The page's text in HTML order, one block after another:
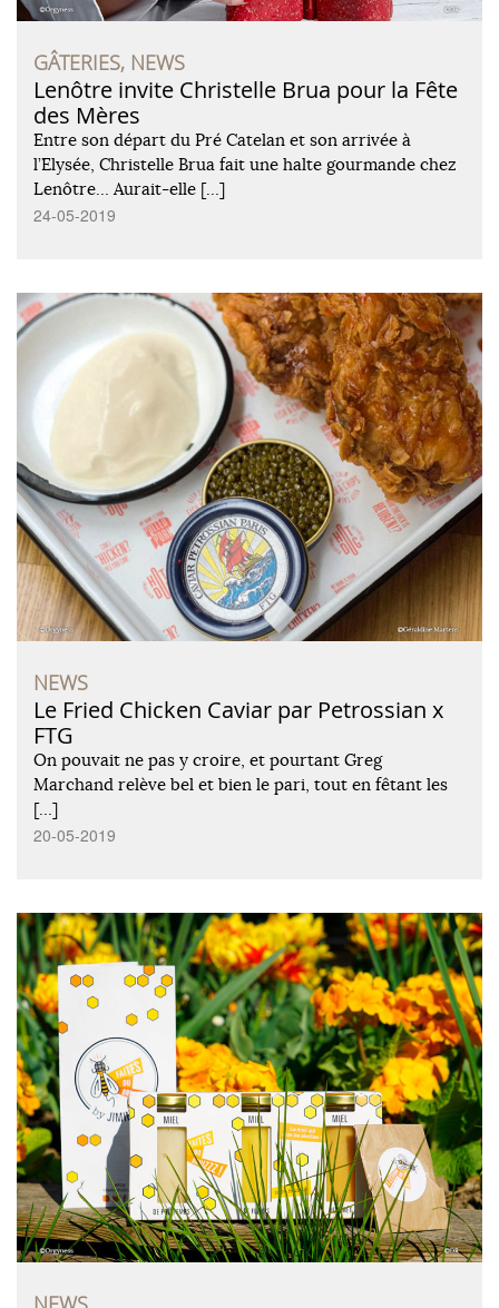
GÂTERIES, NEWS
Lenôtre invite Christelle Brua pour la Fête
des Mères
Entre son départ du Pré Catelan et son arrivée à
l’Elysée, Christelle Brua fait une halte gourmande chez
Lenôtre… Aurait-elle […]
24-05-2019
NEWS
Le Fried Chicken Caviar par Petrossian x
FTG
On pouvait ne pas y croire, et pourtant Greg
Marchand relève bel et bien le pari, tout en fêtant les
[…]
20-05-2019